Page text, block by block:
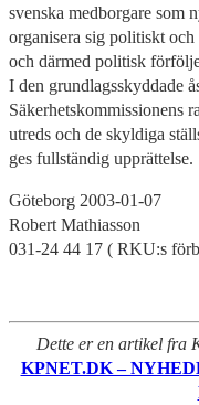
svenska medborgare som
organisera sig politiskt
och därmed politisk
I den grundlagsskyddade
Säkerhetskommissionens
utreds och de skyldiga
ges fullständig upprättelse.
Göteborg 2003-01-07
Robert Mathiasson
031-24 44 17 ( RKU:s
Dette er en artikel fra
KPNET.DK –